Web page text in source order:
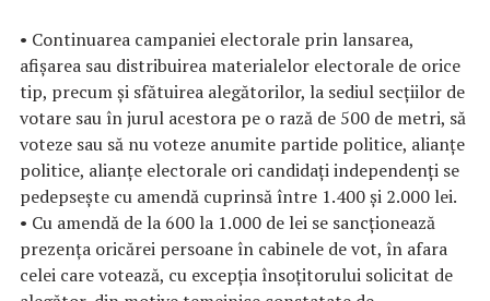
• Continuarea campaniei electorale prin lansarea,
afișarea sau distribuirea materialelor electorale de orice
tip, precum și sfătuirea alegătorilor, la sediul secțiilor de
votare sau în jurul acestora pe o rază de 500 de metri, să
voteze sau să nu voteze anumite partide politice, alianțe
politice, alianțe electorale ori candidați independenți se
pedepsește cu amendă cuprinsă între 1.400 și 2.000 lei.
• Cu amendă de la 600 la 1.000 de lei se sancționează
prezența oricărei persoane în cabinele de vot, în afara
celei care votează, cu excepția însoțitorului solicitat de